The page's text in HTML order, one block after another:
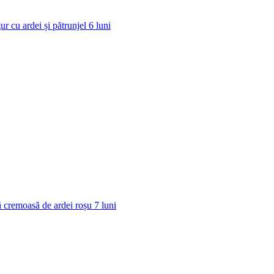
cu ardei și pătrunjel 6 luni
cremoasă de ardei roșu 7 luni